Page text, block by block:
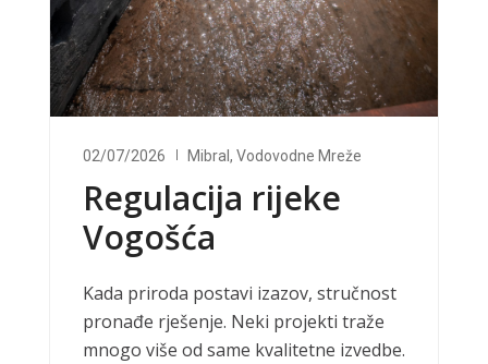
02/07/2026 Mibral , Vodovodne Mreže
Regulacija rijeke
Vogošća
Kada priroda postavi izazov, stručnost
pronađe rješenje. Neki projekti traže
mnogo više od same kvalitetne izvedbe.